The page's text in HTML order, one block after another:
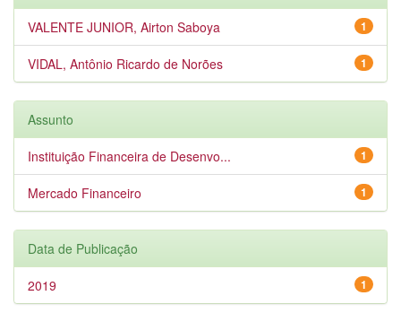
1
VALENTE JUNIOR, Airton Saboya
1
VIDAL, Antônio Ricardo de Norões
Assunto
1
Instituição Financeira de Desenvo...
1
Mercado Financeiro
Data de Publicação
1
2019